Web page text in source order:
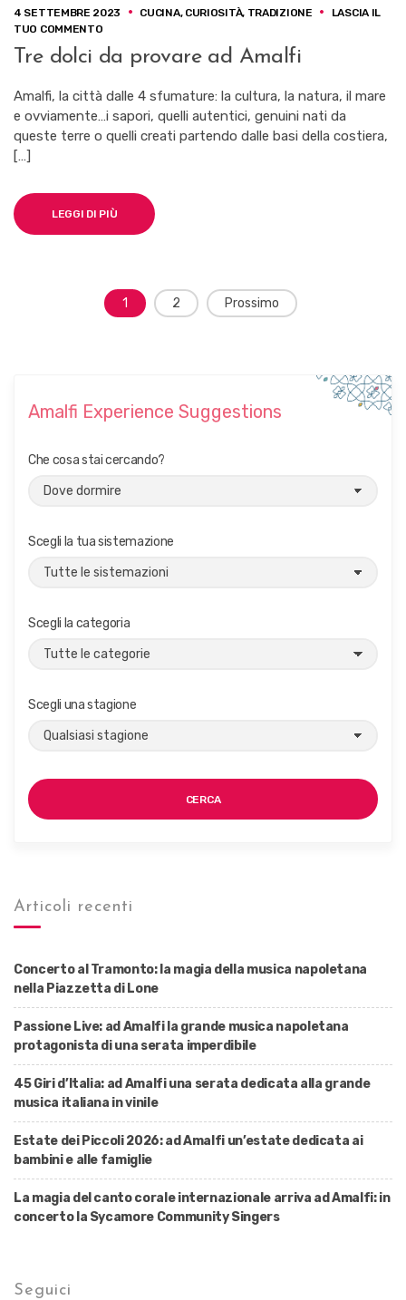
4 SETTEMBRE 2023 CUCINA, CURIOSITÀ, TRADIZIONE
LASCIA IL
TUO COMMENTOSU
TRE
DOLCI
PROVARE
AD
AMALFI
Tre dolci da provare ad Amalfi
Amalfi, la città dalle 4 sfumature: la cultura, la natura, il mare
e ovviamente…i sapori, quelli autentici, genuini nati da
queste terre o quelli creati partendo dalle basi della costiera,
[…]
LEGGI DI PIÙ
Navigazione
1 2 Prossimo
Amalfi Experience Suggestions
Che cosa stai cercando?
Scegli la tua sistemazione
Scegli la categoria
Scegli una stagione
CERCA
Articoli recenti
Concerto al Tramonto: la magia della musica napoletana
nella Piazzetta di Lone
Passione Live: ad Amalfi la grande musica napoletana
protagonista di una serata imperdibile
45 Giri d’Italia: ad Amalfi una serata dedicata alla grande
musica italiana in vinile
Estate dei Piccoli 2026: ad Amalfi un’estate dedicata ai
bambini e alle famiglie
La magia del canto corale internazionale arriva ad Amalfi: in
concerto la Sycamore Community Singers
Seguici